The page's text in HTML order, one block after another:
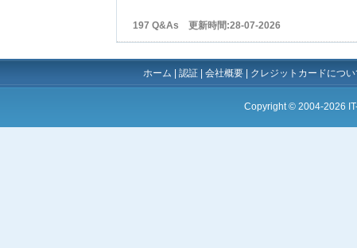
197 Q&As 更新時間:28-07-2026
ホーム 認証 会社概要 クレジットカードについ
Copyright © 2004-2026